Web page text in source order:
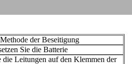
der Beseitigung
Sie die Batterie
die Leitungen auf den Klemmen der